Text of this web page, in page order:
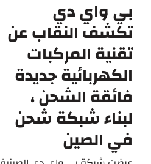
بي واي دي
تكشف النقاب عن
تقنية المركبات
الكهربائية جديدة
فائقة الشحن ،
لبناء شبكة شحن
في الصين